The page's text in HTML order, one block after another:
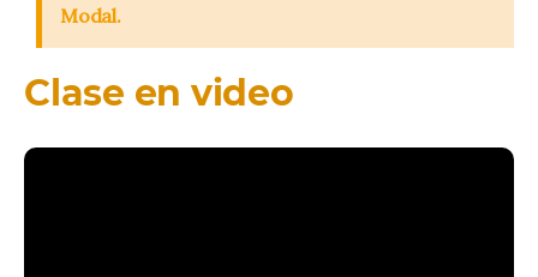
Modal.
Clase en video